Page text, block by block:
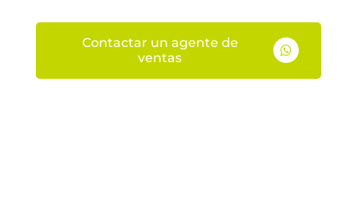

Contactar un agente de
ventas